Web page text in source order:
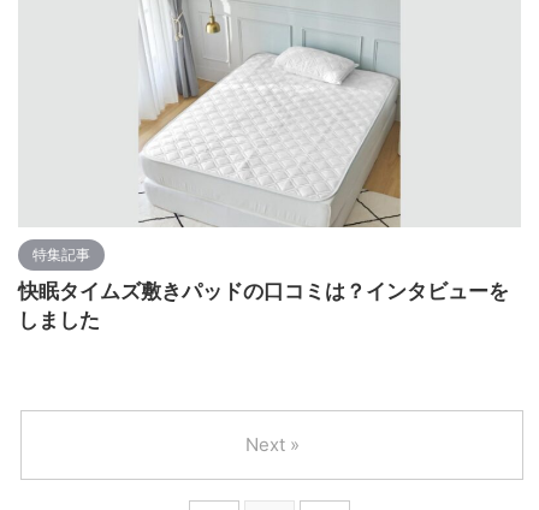
特集記事
快眠タイムズ敷きパッドの口コミは？インタビューを
しました
Next »